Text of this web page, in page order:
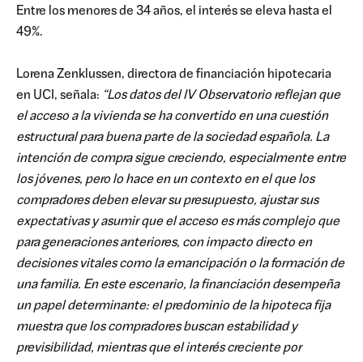
Entre los menores de 34 años, el interés se eleva hasta el
49%.
Lorena Zenklussen, directora de financiación hipotecaria
en UCI, señala: “Los datos del IV Observatorio reflejan que
el acceso a la vivienda se ha convertido en una cuestión
estructural para buena parte de la sociedad española. La
intención de compra sigue creciendo, especialmente entre
los jóvenes, pero lo hace en un contexto en el que los
compradores deben elevar su presupuesto, ajustar sus
expectativas y asumir que el acceso es más complejo que
para generaciones anteriores, con impacto directo en
decisiones vitales como la emancipación o la formación de
una familia. En este escenario, la financiación desempeña
un papel determinante: el predominio de la hipoteca fija
muestra que los compradores buscan estabilidad y
previsibilidad, mientras que el interés creciente por